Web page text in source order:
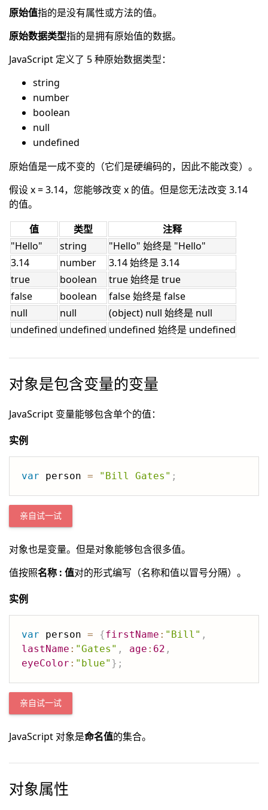
原始值指的是没有属性或方法的值。
原始数据类型指的是拥有原始值的数据。
JavaScript 定义了 5 种原始数据类型：
string
number
boolean
null
undefined
原始值是一成不变的（它们是硬编码的，因此不能改变）。
假设 x = 3.14，您能够改变 x 的值。但是您无法改变 3.14
的值。
值
类型
注释
"Hello"
string
"Hello" 始终是 "Hello"
3.14
number
3.14 始终是 3.14
true
boolean
true 始终是 true
false
boolean
false 始终是 false
null
null
(object) null 始终是 null
undefined undefined undefined 始终是 undefined
对象是包含变量的变量
JavaScript 变量能够包含单个的值：
实例
var person = "Bill Gates" ;
亲自试一试
对象也是变量。但是对象能够包含很多值。
值按照名称 : 值对的形式编写（名称和值以冒号分隔）。
实例
var person = {firstName : "Bill" ,
lastName : "Gates" , age : 62 ,
eyeColor : "blue" } ;
亲自试一试
JavaScript 对象是命名值的集合。
对象属性